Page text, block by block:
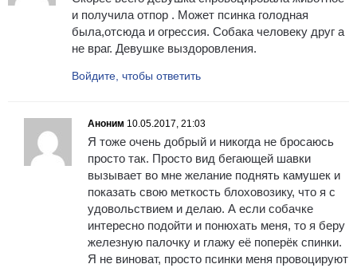
и получила отпор . Может псинка голодная
была,отсюда и огрессия. Собака человеку друг а
не враг. Девушке выздоровления​.
Войдите, чтобы ответить
Аноним 10.05.2017, 21:03
Я тоже очень добрый и никогда не бросаюсь
просто так. Просто вид бегающей шавки
вызывает во мне желание поднять камушек и
показать свою меткость блоховозику, что я с
удовольствием и делаю. А если собачке
интересно подойти и понюхать меня, то я беру
железную палочку и глажу её поперёк спинки.
Я не виноват, просто псинки меня провоцируют